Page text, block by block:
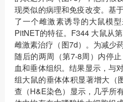
现类似的病理和免疫改变。基
了一个雌激素诱导的大鼠模
PitNET的特征。F344 大鼠从
雌激素治疗（图7d）。为减少
随后的两周（第7-8周）内停
血和垂体组织。结果显示，与
组大鼠的垂体体积显著增大（
查（H&E染色）显示，几乎所